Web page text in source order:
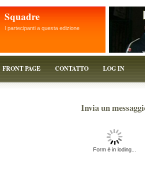
Squadre
I partecipanti a questa edizione
FRONT PAGE CONTATTO LOG IN
Invia un
Form è in loding...